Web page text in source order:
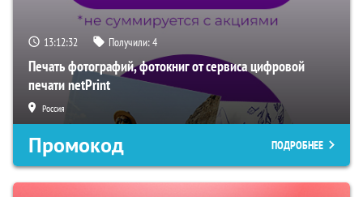
13:12:32 Получили:4
Печать фотографий, фотокниг от сервиса цифровой
печати netPrint
Россия
Промокод ПОДРОБНЕЕ